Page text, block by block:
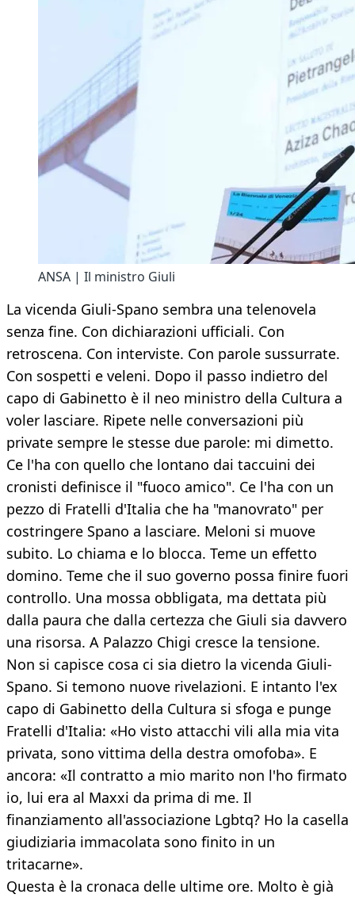
ANSA | Il ministro Giuli
La vicenda Giuli-Spano sembra una telenovela
senza fine. Con dichiarazioni ufficiali. Con
retroscena. Con interviste. Con parole sussurrate.
Con sospetti e veleni. Dopo il passo indietro del
capo di Gabinetto è il neo ministro della Cultura a
voler lasciare. Ripete nelle conversazioni più
private sempre le stesse due parole: mi dimetto.
Ce l'ha con quello che lontano dai taccuini dei
cronisti definisce il "fuoco amico". Ce l'ha con un
pezzo di Fratelli d'Italia che ha "manovrato" per
costringere Spano a lasciare. Meloni si muove
subito. Lo chiama e lo blocca. Teme un effetto
domino. Teme che il suo governo possa finire fuori
controllo. Una mossa obbligata, ma dettata più
dalla paura che dalla certezza che Giuli sia davvero
una risorsa. A Palazzo Chigi cresce la tensione.
Non si capisce cosa ci sia dietro la vicenda Giuli-
Spano. Si temono nuove rivelazioni. E intanto l'ex
capo di Gabinetto della Cultura si sfoga e punge
Fratelli d'Italia: «Ho visto attacchi vili alla mia vita
privata, sono vittima della destra omofoba». E
ancora: «Il contratto a mio marito non l'ho firmato
io, lui era al Maxxi da prima di me. Il
finanziamento all'associazione Lgbtq? Ho la casella
giudiziaria immacolata sono finito in un
tritacarne».
Questa è la cronaca delle ultime ore. Molto è già